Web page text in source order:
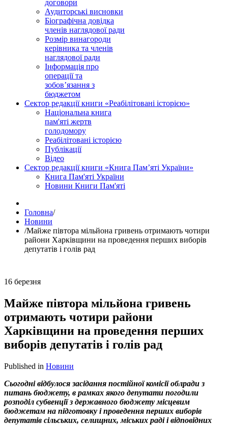
договори
Аудиторські висновки
Біографічна довідка
членів наглядової ради
Розмір винагороди
керівника та членів
наглядової ради
Інформація про
операції та
зобов’язання з
бюджетом
Сектор редакції книги «Реабілітовані історією»
Національна книга
пам'яті жертв
голодомору
Реабілітовані історією
Публікації
Відео
Сектор редакції книги «Книга Пам’яті України»
Книга Пам'яті України
Новини Книги Пам'яті
Головна/
Новини
/Майже півтора мільйона гривень отримають чотири
райони Харківщини на проведення перших виборів
депутатів і голів рад
16 березня
Майже півтора мільйона гривень
отримають чотири райони
Харківщини на проведення перших
виборів депутатів і голів рад
Published in Новини
Сьогодні відбулося засідання постійної комісії облради з
питань бюджету, в рамках якого депутати погодили
розподіл субвенції з державного бюджету місцевим
бюджетам на підготовку і проведення перших виборів
депутатів сільських, селищних, міських раді і відповідних